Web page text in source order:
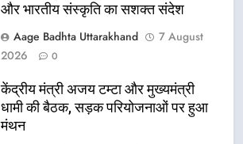
और भारतीय संस्कृति का सशक्त संदेश
Aage Badhta Uttarakhand
7 August
2026
0
केंद्रीय मंत्री अजय टम्टा और मुख्यमंत्री
धामी की बैठक, सड़क परियोजनाओं पर हुआ
मंथन